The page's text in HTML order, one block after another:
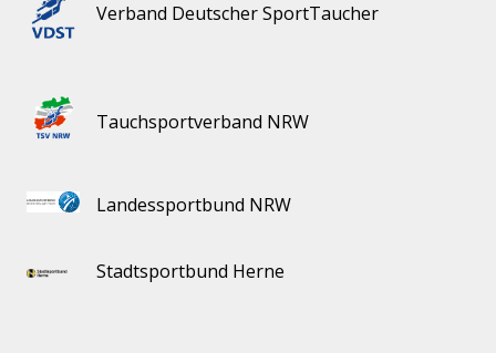
Verband Deutscher SportTaucher
Tauchsportverband NRW
Landessportbund NRW
Stadtsportbund Herne